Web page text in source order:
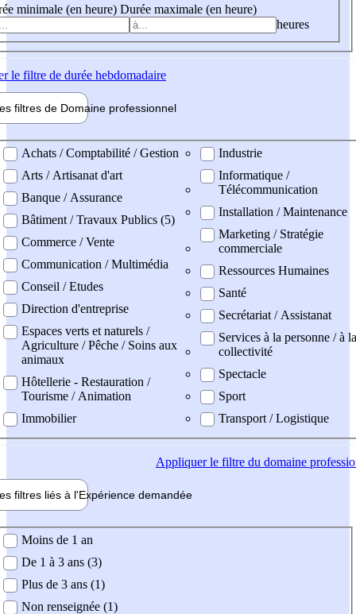
minimale (en heure) Durée maximale (en heure)
heures
le filtre de durée hebdomadaire
filtres de Domaine professionnel
professionel
Achats / Comptabilité / Gestion
Arts / Artisanat d'art
Banque / Assurance
Bâtiment / Travaux Publics (5)
Commerce / Vente
Communication / Multimédia
Conseil / Etudes
Direction d'entreprise
Espaces verts et naturels /
Agriculture / Pêche / Soins aux
animaux
Hôtellerie - Restauration /
Tourisme / Animation
Immobilier
Industrie
Informatique /
Télécommunication
Installation / Maintenance
Marketing / Stratégie
commerciale
Ressources Humaines
Santé
Secrétariat / Assistanat
Services à la personne / à la
collectivité
Spectacle
Sport
Transport / Logistique
Appliquerle filtre du domaine
filtres liés à l'Expérience demandée
demandée
Moins de 1 an
De 1 à 3 ans (3)
Plus de 3 ans (1)
Non renseignée (1)